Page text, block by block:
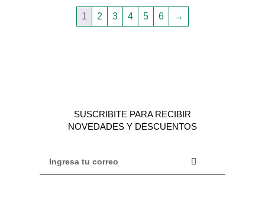
1 2 3 4 5 6 →
SUSCRIBITE PARA RECIBIR
NOVEDADES Y DESCUENTOS